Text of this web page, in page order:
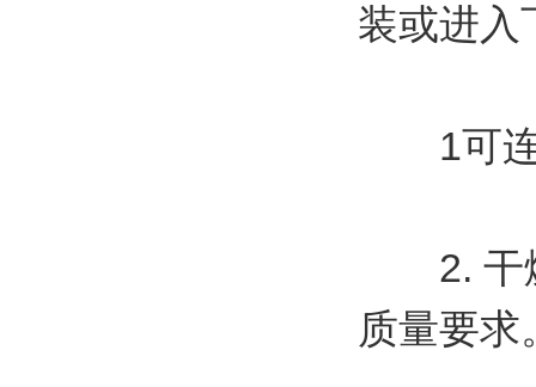
装或进入
1可连
2. 干燥
质量要求